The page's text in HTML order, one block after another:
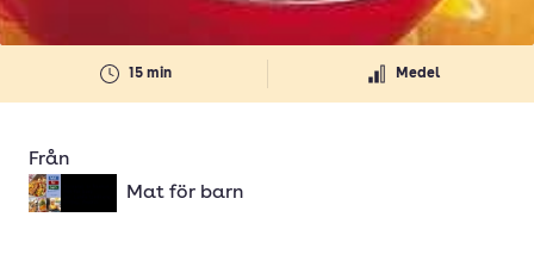
15 min Medel
Från
Mat för barn